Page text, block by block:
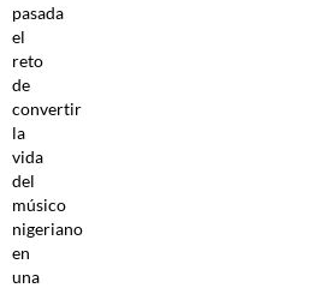
pasada
el
reto
de
convertir
la
vida
del
músico
nigeriano
en
una